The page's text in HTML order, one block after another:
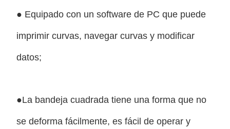
● Equipado con un software de PC que puede
imprimir curvas, navegar curvas y modificar
datos;
●La bandeja cuadrada tiene una forma que no
se deforma fácilmente, es fácil de operar y